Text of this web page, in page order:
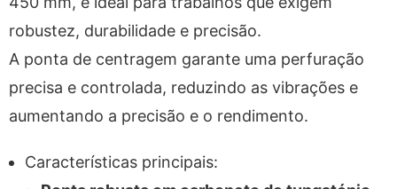
robustez, durabilidade e precisão.
A ponta de centragem garante uma perfuração
precisa e controlada, reduzindo as vibrações e
aumentando a precisão e o rendimento.
Características principais: